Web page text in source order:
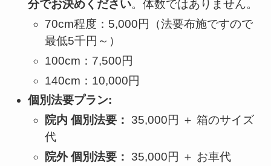
分でお決めください。体数ではありません。
70cm程度：5,000円（法要布施ですので
最低5千円～）
100cm：7,500円
140cm：10,000円
個別法要プラン:
院内 個別法要： 35,000円 ＋ 箱のサイズ
代
院外 個別法要： 35,000円 ＋ お車代